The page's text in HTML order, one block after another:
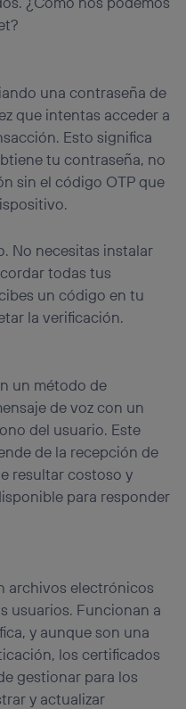
una contraseña de
que intentas acceder a
Esto significa
tu contraseña, no
sin el código OTP que
No necesitas instalar
todas tus
un código en tu
la verificación.
un método de
de voz con un
del usuario. Este
de la recepción de
resultar costoso y
para responder
archivos electrónicos
usuarios. Funcionan a
y aunque son una
los certificados
gestionar para los
y actualizar
será más
únicamente en la
Utiq seleccionando
de esta página web o
de Utiq
consulta
.